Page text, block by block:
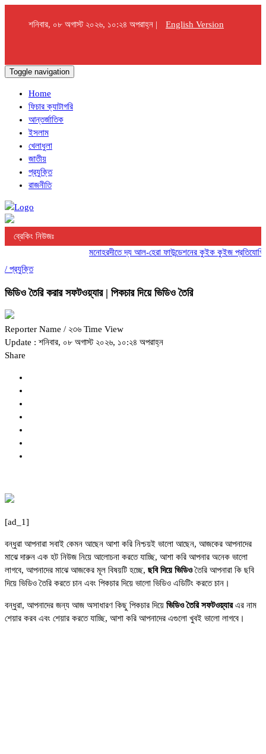
শনিবার, ০৮ অগাস্ট ২০২৬, ১০:২৪ অপরাহ্ন | English Version
Toggle navigation
Home
ফিচার ক্যাটাগরি
আন্তর্জাতিক
ইসলাম
খেলাধুলা
জাতীয়
প্রযুক্তি
রাজনীতি
ব্রেকিং নিউজঃ
মনোহরদীতে দ্য আল-হেরা ফাউন্ডেশনের কুইক কুইজ প্রতিযোগিতা
/ প্রযুক্তি
ভিডিও তৈরি করার সফটওয়্যার | পিকচার দিয়ে ভিডিও তৈরি
Reporter Name / ২৩৬ Time View
Update : শনিবার, ০৮ অগাস্ট ২০২৬, ১০:২৪ অপরাহ্ন
Share
[ad_1]
বন্ধুরা আপনারা সবাই কেমন আছেন আশা করি নিশ্চয়ই ভালো আছেন, আজকের আপনাদের
মাঝে দারুন এক হট নিউজ নিয়ে আলোচনা করতে যাচ্ছি, আশা করি আপনার অনেক ভালো
লাগবে, আপনাদের মাঝে আজকের মূল বিষয়টি হচ্ছে, ছবি দিয়ে ভিডিওতৈরি আপনারা কি ছবি
দিয়ে ভিডিও তৈরি করতে চান এবং পিকচার দিয়ে ভালো ভিডিও এডিটিং করতে চান।
বন্ধুরা, আপনাদের জন্য আজ অসাধারণ কিছু পিকচার দিয়ে ভিডিও তৈরি সফটওয়্যারএর নাম
শেয়ার করব এবং শেয়ার করতে যাচ্ছি, আশা করি আপনাদের এগুলো খুবই ভালো লাগবে।